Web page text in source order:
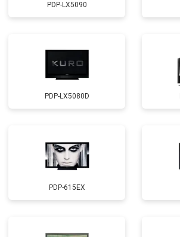
PDP-LX5090
PDP-LX5080D
PDP-615EX